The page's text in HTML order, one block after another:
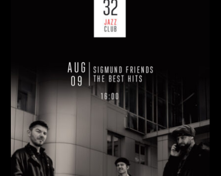
НЕДІЛЯ, 09 СЕРПНЯ
Ціна:
Виконавці: Павло Литвиненко (Рояль,) /Денис
Дудко (Бас, Олександр Люлякін (Барабани,) /